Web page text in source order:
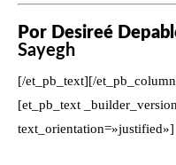
Por Desireé
Sayegh
[/et_pb_text][/
[et_pb_text
text_orientation=»justified»]